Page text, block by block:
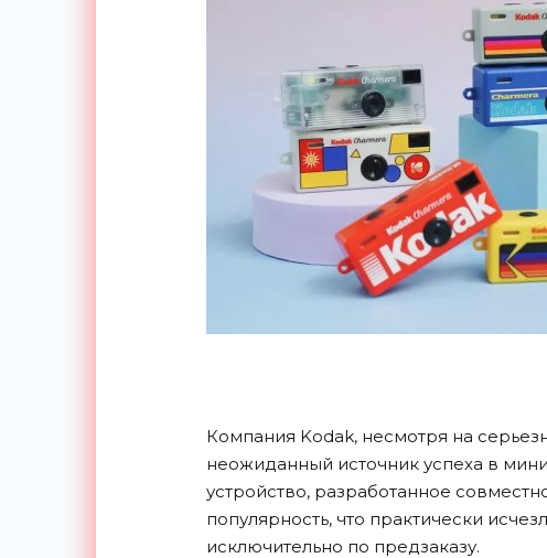
Компания Kodak, несмотря на
неожиданный источник успеха в
устройство, разработанное
популярность, что практически
исключительно по предзаказу.